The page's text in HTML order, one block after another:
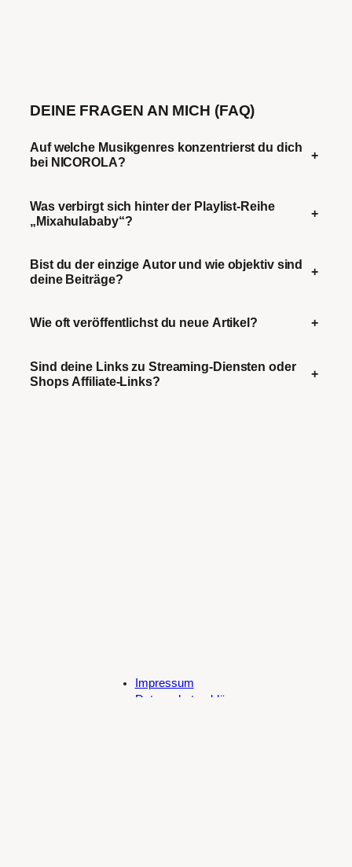
DEINE FRAGEN AN MICH (FAQ)
Auf welche Musikgenres konzentrierst du dich
bei NICOROLA?
+
Was verbirgt sich hinter der Playlist-Reihe
„Mixahulababy“?
+
Bist du der einzige Autor und wie objektiv sind
deine Beiträge?
+
Wie oft veröffentlichst du neue Artikel? +
Sind deine Links zu Streaming-Diensten oder
Shops Affiliate-Links?
+
Impressum
Datenschutzerklärung